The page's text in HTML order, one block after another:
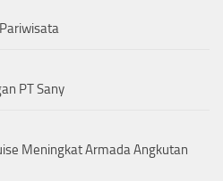
PT Sany
Meningkat Armada Angkutan